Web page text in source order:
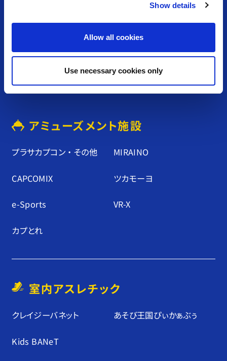
Show details
Allow all cookies
Use necessary cookies only
カプコンアーケード お問い合わせ
クッキーポリシー プライバシーポリシー
サイトのご利⽤について
アミューズメント施設
プラサカプコン ・ その他 MIRAINO
CAPCOMIX ツカモーヨ
e-Sports VR-X
カプとれ
室内アスレチック
クレイジーバネット あそび王国ぴぃかぁぶぅ
Kids BANeT